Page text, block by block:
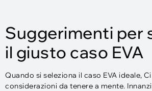
Suggerimenti per
il giusto caso EVA
Quando si seleziona il caso EVA ideale,
considerazioni da tenere a mente.